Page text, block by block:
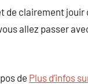
de clairement jouir
allez passer
de Plus d’infos